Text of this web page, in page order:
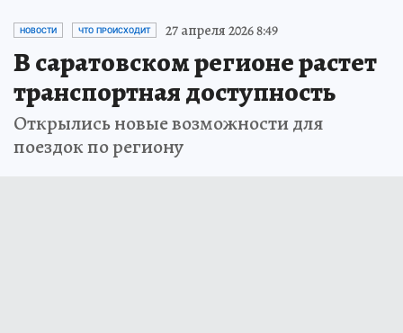
НОВОСТИ ЧТО ПРОИСХОДИТ 27 апреля 2026 8:49
В саратовском регионе растет
транспортная доступность
Открылись новые возможности для
поездок по региону